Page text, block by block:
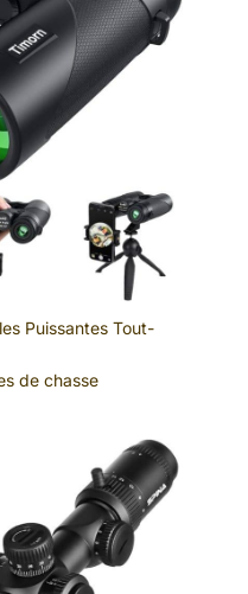
Puissantes Tout-
de chasse